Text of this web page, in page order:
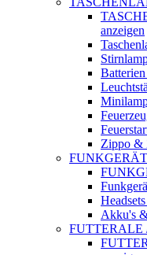
anzeigen
Zippo &
Akku's
FUTTERALE